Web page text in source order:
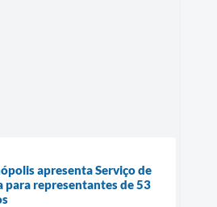
apresenta Serviço de
para representantes de 53